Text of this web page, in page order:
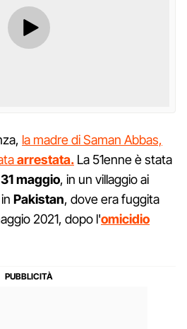
la madre di Saman Abbas,
arrestata. La 51enne è stata
maggio, in un villaggio ai
Pakistan, dove era fuggita
2021, dopo l'omicidio